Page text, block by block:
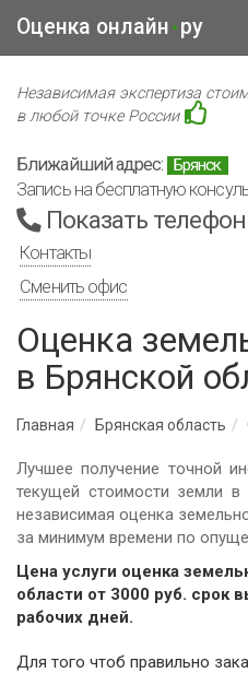
Оценка онлайн • ру
Независимая экспертиза
в любой точке России
Ближайший адрес: Брянск
Запись на бесплатную
Показать телефон
Контакты
Сменить офис
Оценка
в Брянской
Главная Брянская область
Лучшее получение точной
текущей стоимости земли в
независимая оценка
за минимум времени по
Цена услуги оценка
области от 3000 руб. cрок
рабочих дней.
Для того чтоб правильно заказать оценку